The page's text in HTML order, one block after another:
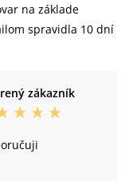
na základe
spravidla 10 dní
zákazník